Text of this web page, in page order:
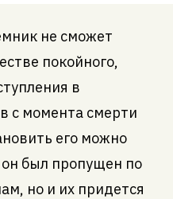
не сможет
покойного,
в
с момента смерти
его можно
он был пропущен по
но и их придется